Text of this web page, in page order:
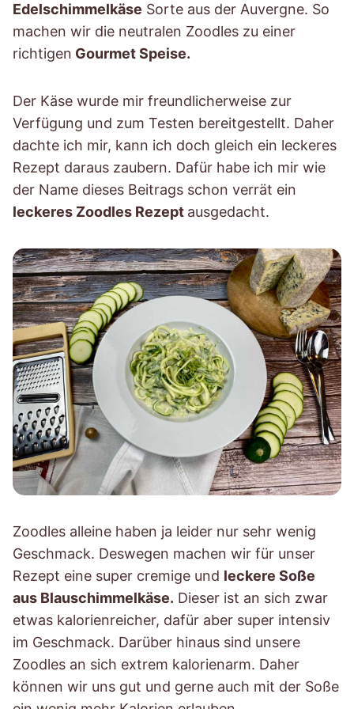
Edelschimmelkäse Sorte aus der Auvergne. So
machen wir die neutralen Zoodles zu einer
richtigen Gourmet Speise.
Der Käse wurde mir freundlicherweise zur
Verfügung und zum Testen bereitgestellt. Daher
dachte ich mir, kann ich doch gleich ein leckeres
Rezept daraus zaubern. Dafür habe ich mir wie
der Name dieses Beitrags schon verrät ein
leckeres Zoodles Rezept ausgedacht.
Zoodles alleine haben ja leider nur sehr wenig
Geschmack. Deswegen machen wir für unser
Rezept eine super cremige und leckere Soße
aus Blauschimmelkäse. Dieser ist an sich zwar
etwas kalorienreicher, dafür aber super intensiv
im Geschmack. Darüber hinaus sind unsere
Zoodles an sich extrem kalorienarm. Daher
können wir uns gut und gerne auch mit der Soße